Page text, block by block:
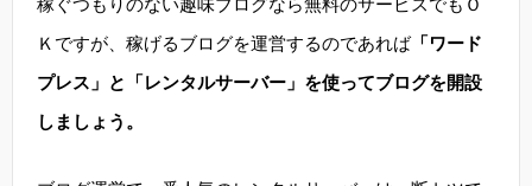
稼ぐつもりのない趣味ブログなら無料のサービスでもＯ
Ｋですが、稼げるブログを運営するのであれば「ワード
プレス」と「レンタルサーバー」を使ってブログを開設
しましょう。